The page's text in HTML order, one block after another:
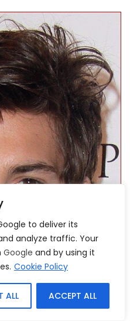
to deliver its
analyze traffic. Your
Google and by using it
Cookie Policy
ALL ACCEPT ALL